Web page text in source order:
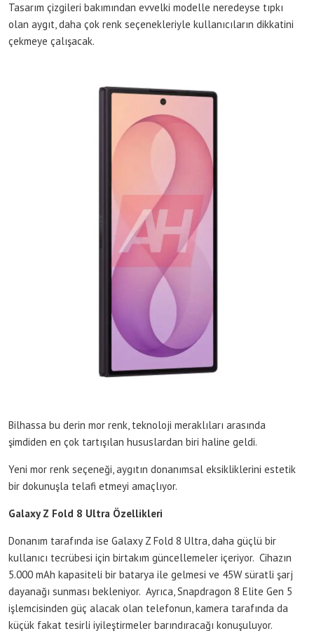
Tasarım çizgileri bakımından evvelki modelle neredeyse tıpkı
olan aygıt, daha çok renk seçenekleriyle kullanıcıların dikkatini
çekmeye çalışacak.
Bilhassa bu derin mor renk, teknoloji meraklıları arasında
şimdiden en çok tartışılan hususlardan biri haline geldi.
Yeni mor renk seçeneği, aygıtın donanımsal eksikliklerini estetik
bir dokunuşla telafi etmeyi amaçlıyor.
Galaxy Z Fold 8 Ultra Özellikleri
Donanım tarafında ise Galaxy Z Fold 8 Ultra, daha güçlü bir
kullanıcı tecrübesi için birtakım güncellemeler içeriyor. Cihazın
5.000 mAh kapasiteli bir batarya ile gelmesi ve 45W süratli şarj
dayanağı sunması bekleniyor. Ayrıca, Snapdragon 8 Elite Gen 5
işlemcisinden güç alacak olan telefonun, kamera tarafında da
küçük fakat tesirli iyileştirmeler barındıracağı konuşuluyor.